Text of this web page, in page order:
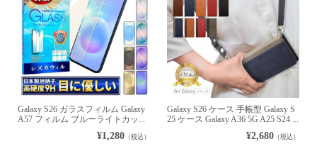
Galaxy S26 ガラスフィルム Galaxy
A57 フィルム ブルーライトカッ...
¥1,280（税込）
Galaxy S26 ケース 手帳型 Galaxy S
25 ケース Galaxy A36 5G A25 S24 ...
¥2,680 （税込）